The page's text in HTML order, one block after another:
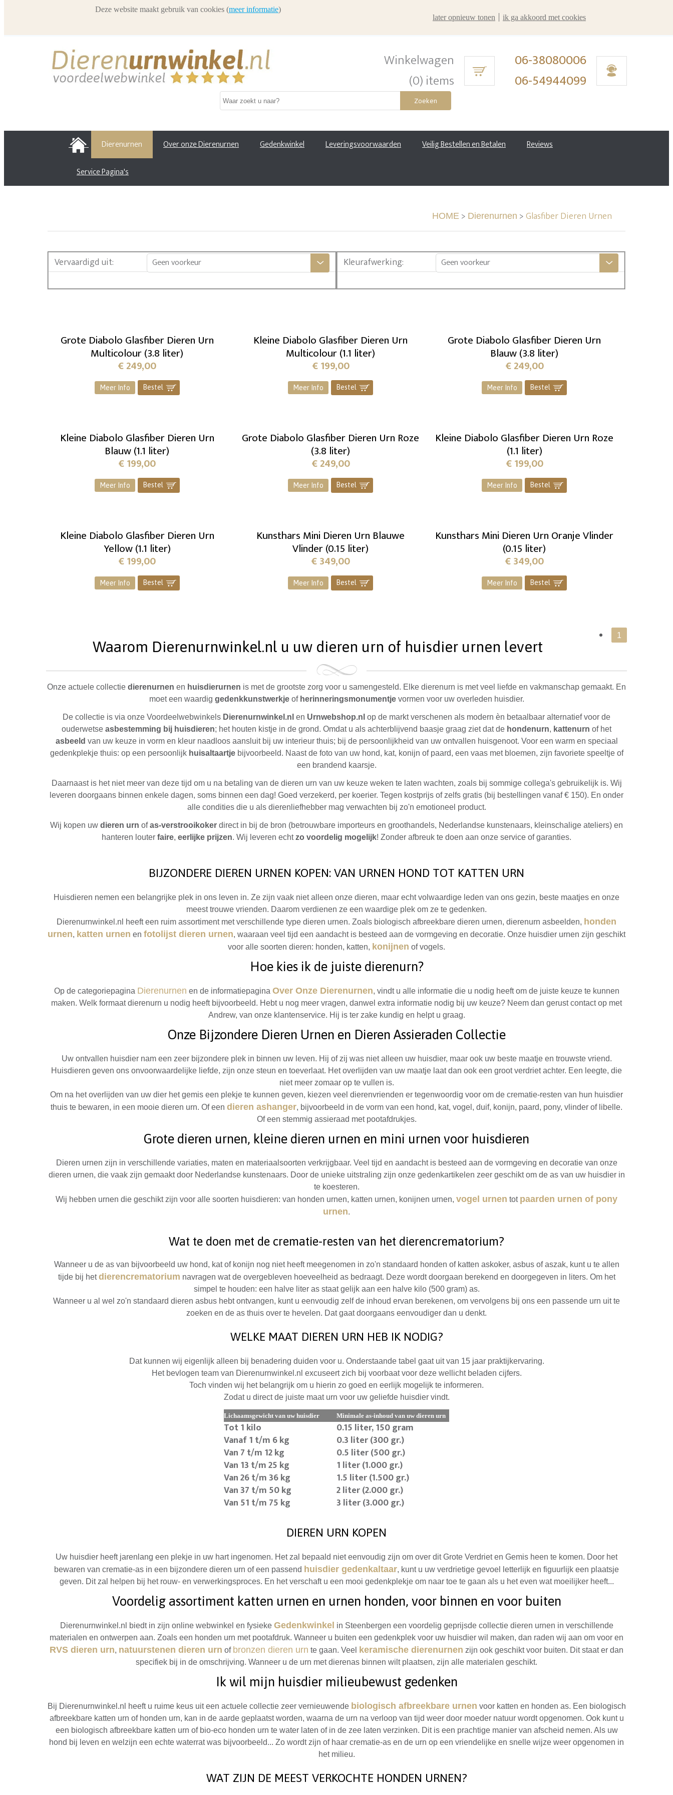
Winkelwagen
(0) items
06-38080006
06-54944099
Zoeken
HOME Dierenurnen Over onze Dierenurnen Gedenkwinkel Leveringsvoorwaarden Veilig Bestellen en Betalen Reviews
Service Pagina's
HOME > Dierenurnen >Glasfiber Dieren Urnen
Vervaardigd uit: Geen voorkeur Kleurafwerking: Geen voorkeur
Grote Diabolo Glasfiber Dieren Urn
Multicolour (3.8 liter)
€249,00
Meer Info Bestel ]
Kleine Diabolo Glasfiber Dieren Urn
Multicolour (1.1 liter)
€199,00
Meer Info Bestel ]
Grote Diabolo Glasfiber Dieren Urn
Blauw (3.8 liter)
€249,00
Meer Info Bestel ]
Kleine Diabolo Glasfiber Dieren Urn
Blauw (1.1 liter)
€199,00
Meer Info Bestel ]
Grote Diabolo Glasfiber Dieren Urn Roze
(3.8 liter)
€249,00
Meer Info Bestel ]
Kleine Diabolo Glasfiber Dieren Urn Roze
(1.1 liter)
€199,00
Meer Info Bestel ]
Kleine Diabolo Glasfiber Dieren Urn
Yellow (1.1 liter)
€199,00
Meer Info Bestel ]
Kunsthars Mini Dieren Urn Blauwe
Vlinder (0.15 liter)
€349,00
Meer Info Bestel ]
Kunsthars Mini Dieren Urn Oranje Vlinder
(0.15 liter)
€349,00
Meer Info Bestel ]
1
Waarom Dierenurnwinkel.nl u uw dieren urn of huisdier urnen levert
Onze actuele collectie dierenurnen en huisdierurnen is met de grootste zorg voor u samengesteld. Elke dierenurn is met veel liefde en vakmanschap gemaakt. En
moet een waardig gedenkkunstwerkjeof herinneringsmonumentjevormen voor uw overleden huisdier.
De collectie is via onze Voordeelwebwinkels Dierenurnwinkel.nl en Urnwebshop.nl op de markt verschenen als modern èn betaalbaar alternatief voor de
ouderwetse asbestemming bij huisdieren; het houten kistje in de grond. Omdat u als achterblijvend baasje graag ziet dat de hondenurn, kattenurn of het
asbeeld van uw keuze in vorm en kleur naadloos aansluit bij uw interieur thuis; bij de persoonlijkheid van uw ontvallen huisgenoot. Voor een warm en speciaal
gedenkplekje thuis: op een persoonlijk huisaltaartjebijvoorbeeld. Naast de foto van uw hond, kat, konijn of paard, een vaas met bloemen, zijn favoriete speeltje of
een brandend kaarsje.
Daarnaast is het niet meer van deze tijd om u na betaling van de dieren urn van uw keuze weken te laten wachten, zoals bij sommige collega's gebruikelijk is. Wij
leveren doorgaans binnen enkele dagen, soms binnen een dag! Goed verzekerd, per koerier. Tegen kostprijs of zelfs gratis (bij bestellingen vanaf € 150). En onder
alle condities die u als dierenliefhebber mag verwachten bij zo'n emotioneel product.
Wij kopen uw dieren urn ofas-verstrooikoker direct in bij de bron (betrouwbare importeurs en groothandels, Nederlandse kunstenaars, kleinschalige ateliers) en
hanteren louter faire, eerlijke prijzen. Wij leveren echtzo voordelig mogelijk! Zonder afbreuk te doen aan onze service of garanties.
BIJZONDERE DIEREN URNEN KOPEN: VAN URNEN HOND TOT KATTEN URN
Huisdieren nemen een belangrijke plek in ons leven in. Ze zijn vaak niet alleen onze dieren, maar echt volwaardige leden van ons gezin, beste maatjes en onze
meest trouwe vrienden. Daarom verdienen ze een waardige plek om ze te gedenken.
Dierenurnwinkel.nl heeft een ruim assortiment met verschillende type dieren urnen. Zoals biologisch afbreekbare dieren urnen, dierenurn asbeelden, honden
urnen, katten urnen en fotolijst dieren urnen, waaraan veel tijd een aandacht is besteed aan de vormgeving en decoratie. Onze huisdier urnen zijn geschikt
voor alle soorten dieren: honden, katten, konijnen of vogels.
Hoe kies ik de juiste dierenurn?
Op de categoriepagina Dierenurnen en de informatiepagina Over Onze Dierenurnen, vindt u alle informatie die u nodig heeft om de juiste keuze te kunnen
maken. Welk formaat dierenurn u nodig heeft bijvoorbeeld. Hebt u nog meer vragen, danwel extra informatie nodig bij uw keuze? Neem dan gerust contact op met
Andrew, van onze klantenservice. Hij is ter zake kundig en helpt u graag.
Onze Bijzondere Dieren Urnen en Dieren Assieraden Collectie
Uw ontvallen huisdier nam een zeer bijzondere plek in binnen uw leven. Hij of zij was niet alleen uw huisdier, maar ook uw beste maatje en trouwste vriend.
Huisdieren geven ons onvoorwaardelijke liefde, zijn onze steun en toeverlaat. Het overlijden van uw maatje laat dan ook een groot verdriet achter. Een leegte, die
niet meer zomaar op te vullen is.
Om na het overlijden van uw dier het gemis een plekje te kunnen geven, kiezen veel dierenvrienden er tegenwoordig voor om de crematie-resten van hun huisdier
thuis te bewaren, in een mooie dieren urn. Of een dieren ashanger, bijvoorbeeld in de vorm van een hond, kat, vogel, duif, konijn, paard, pony, vlinder of libelle.
Of een stemmig assieraad met pootafdrukjes.
Grote dieren urnen, kleine dieren urnen en mini urnen voor huisdieren
Dieren urnen zijn in verschillende variaties, maten en materiaalsoorten verkrijgbaar. Veel tijd en aandacht is besteed aan de vormgeving en decoratie van onze
dieren urnen, die vaak zijn gemaakt door Nederlandse kunstenaars. Door de unieke uitstraling zijn onze gedenkartikelen zeer geschikt om de as van uw huisdier in
te koesteren.
Wij hebben urnen die geschikt zijn voor alle soorten huisdieren: van honden urnen, katten urnen, konijnen urnen, vogel urnen tot paarden urnen of pony
urnen.
Wat te doen met de crematie-resten van het dierencrematorium?
Wanneer u de as van bijvoorbeeld uw hond, kat of konijn nog niet heeft meegenomen in zo'n standaard honden of katten askoker, asbus of aszak, kunt u te allen
tijde bij hetdierencrematorium navragen wat de overgebleven hoeveelheid as bedraagt. Deze wordt doorgaan berekend en doorgegeven in liters. Om het
simpel te houden: een halve liter as staat gelijk aan een halve kilo (500 gram) as.
Wanneer u al wel zo'n standaard dieren asbus hebt ontvangen, kunt u eenvoudig zelf de inhoud ervan berekenen, om vervolgens bij ons een passende urn uit te
zoeken en de as thuis over te hevelen. Dat gaat doorgaans eenvoudiger dan u denkt.
WELKE MAAT DIEREN URN HEB IK NODIG?
Dat kunnen wij eigenlijk alleen bij benadering duiden voor u. Onderstaande tabel gaat uit van 15 jaar praktijkervaring.
Het bevlogen team van Dierenurnwinkel.nl excuseert zich bij voorbaat voor deze wellicht beladen cijfers.
Toch vinden wij het belangrijk om u hierin zo goed en eerlijk mogelijk te informeren.
Zodat u direct de juiste maat urn voor uw geliefde huisdier vindt.
Lichaamsgewicht van uw huisdier Minimale as-inhoud van uw dieren urn
Tot 1 kilo
0.15 liter, 150 gram
Vanaf 1 t/m 6 kg
0.3 liter (300 gr.)
Van 7 t/m 12 kg
0.5 liter (500 gr.)
Van 13 t/m 25 kg
1 liter (1.000 gr.)
Van 26 t/m 36 kg
1.5 liter (1.500 gr.)
Van 37 t/m 50 kg
2 liter (2.000 gr.)
Van 51 t/m 75 kg
3 liter (3.000 gr.)
DIEREN URN KOPEN
Uw huisdier heeft jarenlang een plekje in uw hart ingenomen. Het zal bepaald niet eenvoudig zijn om over dit Grote Verdriet en Gemis heen te komen. Door het
bewaren van crematie-as in een bijzondere dieren urn of een passend huisdier gedenkaltaar, kunt u uw verdrietige gevoel letterlijk en figuurlijk een plaatsje
geven. Dit zal helpen bij het rouw- en verwerkingsproces. En het verschaft u een mooi gedenkplekje om naar toe te gaan als u het even wat moeilijker heeft...
Voordelig assortiment katten urnen en urnen honden, voor binnen en voor buiten
Dierenurnwinkel.nl biedt in zijn online webwinkel en fysieke Gedenkwinkel in Steenbergen een voordelig geprijsde collectie dieren urnen in verschillende
materialen en ontwerpen aan. Zoals een honden urn met pootafdruk. Wanneer u buiten een gedenkplek voor uw huisdier wil maken, dan raden wij aan om voor en
RVS dieren urn, natuurstenen dieren urn of bronzen dieren urn te gaan. Veel keramische dierenurnen zijn ook geschikt voor buiten. Dit staat er dan
specifiek bij in de omschrijving. Wanneer u de urn met dierenas binnen wilt plaatsen, zijn alle materialen geschikt.
Ik wil mijn huisdier milieubewust gedenken
Bij Dierenurnwinkel.nl heeft u ruime keus uit een actuele collectie zeer vernieuwende biologisch afbreekbare urnen voor katten en honden as. Een biologisch
afbreekbare katten urn of honden urn, kan in de aarde geplaatst worden, waarna de urn na verloop van tijd weer door moeder natuur wordt opgenomen. Ook kunt u
een biologisch afbreekbare katten urn of bio-eco honden urn te water laten of in de zee laten verzinken. Dit is een prachtige manier van afscheid nemen. Als uw
hond bij leven en welzijn een echte waterrat was bijvoorbeeld... Zo wordt zijn of haar crematie-as en de urn op een vriendelijke en snelle wijze weer opgenomen in
het milieu.
WAT ZIJN DE MEEST VERKOCHTE HONDEN URNEN?
Deze website maakt gebruik van cookies (meer informatie)
later opnieuw tonen
ik ga akkoord met cookies